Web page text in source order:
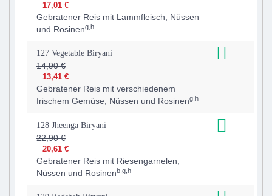
17,01 €
Gebratener Reis mit Lammfleisch, Nüssen
und Rosineng,h
127 Vegetable Biryani
14,90 €
13,41 €
Gebratener Reis mit verschiedenem
frischem Gemüse, Nüssen und Rosineng,h
128 Jheenga Biryani
22,90 €
20,61 €
Gebratener Reis mit Riesengarnelen,
Nüssen und Rosinenb,g,h